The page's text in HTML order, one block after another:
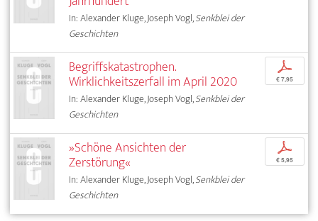
In: Alexander Kluge, Joseph Vogl,Senkblei der
Geschichten
Begriffskatastrophen.
Wirklichkeitszerfall im April 2020
In: Alexander Kluge, Joseph Vogl,Senkblei der
Geschichten
p
€ 7,95
»Schöne Ansichten der
Zerstörung«
In: Alexander Kluge, Joseph Vogl,Senkblei der
Geschichten
p
€ 5,95